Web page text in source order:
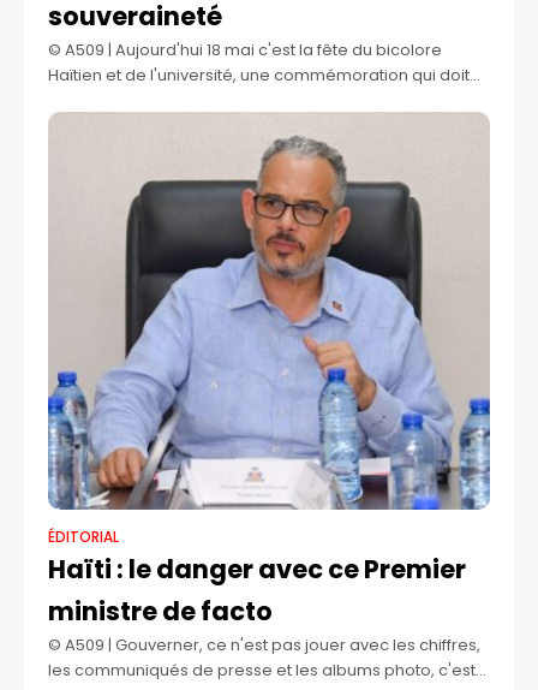
souveraineté
©️ A509 | Aujourd'hui 18 mai c'est la fête du bicolore
Haïtien et de l'université, une commémoration qui doit
cette fête
ÉDITORIAL
Haïti : le danger avec ce Premier
ministre de facto
©️ A509 | Gouverner, ce n'est pas jouer avec les chiffres,
les communiqués de presse et les albums photo, c'est